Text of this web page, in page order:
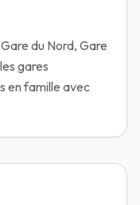
du Nord, Gare
gares
en famille avec